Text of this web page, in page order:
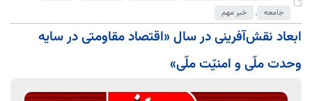
جامعه , خبر مهم
ابعاد نقش‌آفرینی در سال «اقتصاد مقاومتی در سایه
وحدت ملّی و امنیّت ملّی»